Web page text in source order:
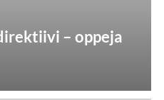
– oppeja